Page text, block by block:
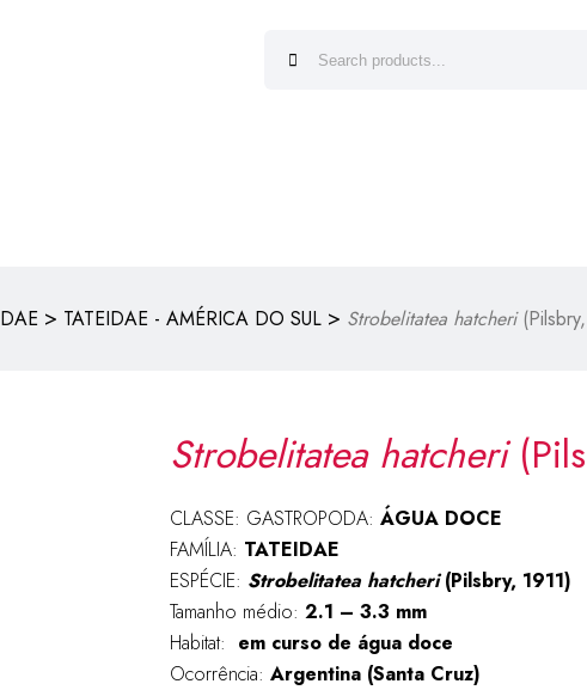
> TATEIDAE - AMÉRICA DO SUL > Strobelitatea hatcheri(Pilsbry,
Strobelitatea hatcheri
CLASSE: GASTROPODA: ÁGUA DOCE
FAMÍLIA: TATEIDAE
ESPÉCIE: Strobelitatea hatcheri(Pilsbry, 1911)
Tamanho médio: 2.1 – 3.3 mm
Habitat: em curso de água doce
Ocorrência: Argentina (Santa Cruz)